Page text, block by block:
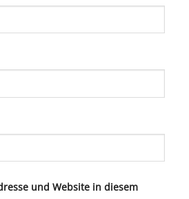
und Website in diesem